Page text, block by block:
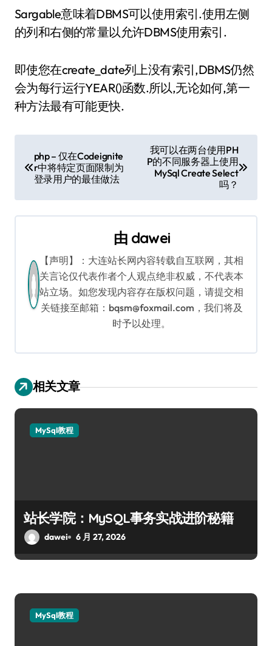
Sargable意味着DBMS可以使用索引.使用左侧
的列和右侧的常量以允许DBMS使用索引.
即使您在create_date列上没有索引,DBMS仍然
会为每行运行YEAR()函数.所以,无论如何,第一
种方法最有可能更快.
章
导
航
php – 仅在Codeignite
r中将特定页面限制为
登录用户的最佳做法
我可以在两台使用PH
P的不同服务器上使用
MySql Create Select
吗？
由 dawei
【声明】：大连站长网内容转载自互联网，其相
关言论仅代表作者个人观点绝非权威，不代表本
站立场。如您发现内容存在版权问题，请提交相
关链接至邮箱：bqsm@foxmail.com，我们将及
时予以处理。
相关文章
MySql教程
站长学院：MySQL事务实战进阶秘籍
dawei 6 月 27, 2026
MySql教程